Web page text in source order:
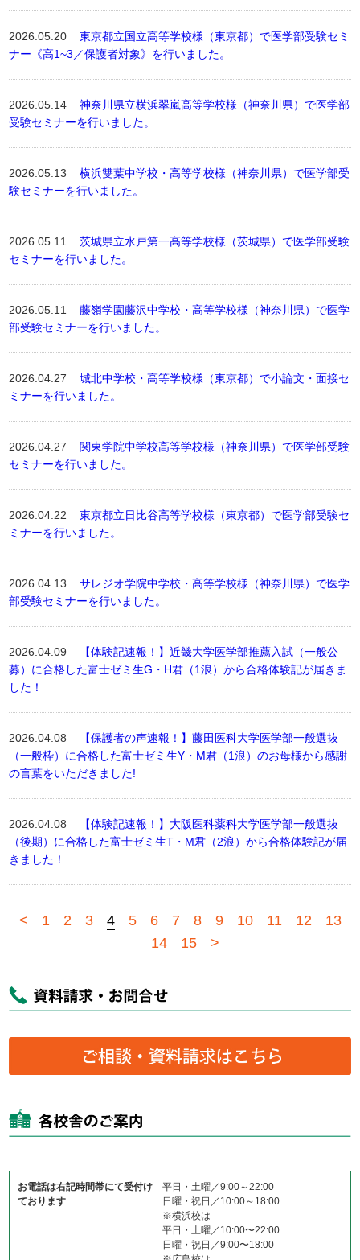
2026.05.20東京都立国立高等学校様（東京都）で医学部受験セミ
ナー《高1~3／保護者対象》を行いました。
2026.05.14神奈川県立横浜翠嵐高等学校様（神奈川県）で医学部
受験セミナーを行いました。
2026.05.13横浜雙葉中学校・高等学校様（神奈川県）で医学部受
験セミナーを行いました。
2026.05.11茨城県立水戸第一高等学校様（茨城県）で医学部受験
セミナーを行いました。
2026.05.11藤嶺学園藤沢中学校・高等学校様（神奈川県）で医学
部受験セミナーを行いました。
2026.04.27城北中学校・高等学校様（東京都）で小論文・面接セ
ミナーを行いました。
2026.04.27 関東学院中学校高等学校様（神奈川県）で医学部受験
セミナーを行いました。
2026.04.22東京都立日比谷高等学校様（東京都）で医学部受験セ
ミナーを行いました。
2026.04.13サレジオ学院中学校・高等学校様（神奈川県）で医学
部受験セミナーを行いました。
2026.04.09
【体験記速報！】近畿大学医学部推薦入試（一般公
募）に合格した富士ゼミ生G・H君（1浪）から合格体験記が届きま
した！
2026.04.08
【保護者の声速報！】藤田医科大学医学部一般選抜
（一般枠）に合格した富士ゼミ生Y・M君（1浪）のお母様から感謝
の言葉をいただきました!
2026.04.08
【体験記速報！】大阪医科薬科大学医学部一般選抜
（後期）に合格した富士ゼミ生T・M君（2浪）から合格体験記が届
きました！
< 1 2 3 4 5 6 7 8 9 10 11 12
13
14
15 >
お電話は右記時間帯にて受付け
ております
平日・土曜／9:00～22:00
日曜・祝日／10:00～18:00
※横浜校は
平日・土曜／10:00〜22:00
日曜・祝日／9:00〜18:00